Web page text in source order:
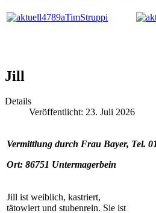
Jill
Details
Veröffentlicht: 23. Juli 2026
Vermittlung durch Frau Bayer, Tel.
Ort: 86751 Untermagerbein
Jill ist weiblich, kastriert,
tätowiert und stubenrein. Sie ist